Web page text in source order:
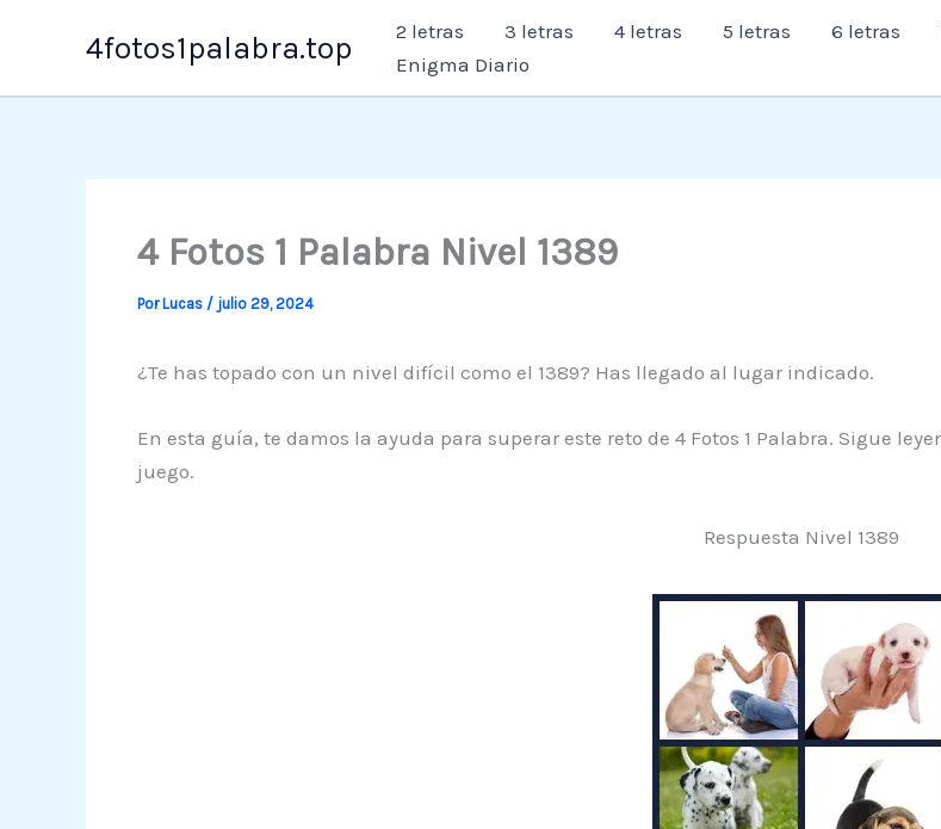
4fotos1palabra.top 2 letras 3 letras 4 letras 5 letras 6 letras
Enigma Diario
4 Fotos 1 Palabra Nivel 1389
PorLucas / julio 29, 2024
¿Te has topado con un nivel difícil como el 1389? Has llegado al lugar indicado.
En esta guía, te damos la ayuda para superar este reto de 4 Fotos 1 Palabra. Sigue
juego.
Respuesta Nivel 1389